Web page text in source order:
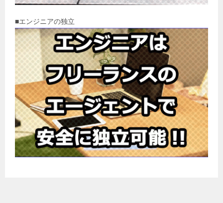
■エンジニアの独立